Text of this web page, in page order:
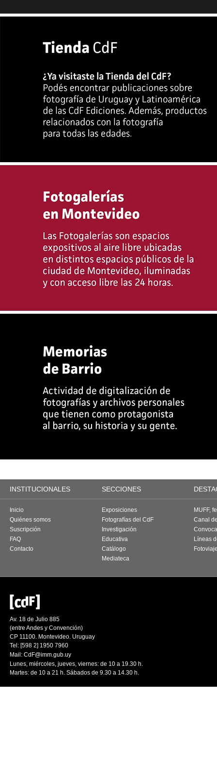
INSTITUCIONALES SECCIONES
Inicio
Quiénes somos
Suscripción
FAQ
Contacto
Exposiciones
Fotografías del CdF
Investigación
Educativa
Catálogo
Mediateca
MUFF,
Canal
Líneas
Av. 18 de Julio 885
(entre Andes y Convención)
CP 11100. Montevideo. Uruguay
Tel: [598 2] 1950 7960
Mail: CdF@imm.gub.uy
Lunes, miércoles, jueves, viernes: de 10 a 19.30 h.
Martes: de 10 a 21 h. Sábados de 9.30 a 14.30 h.